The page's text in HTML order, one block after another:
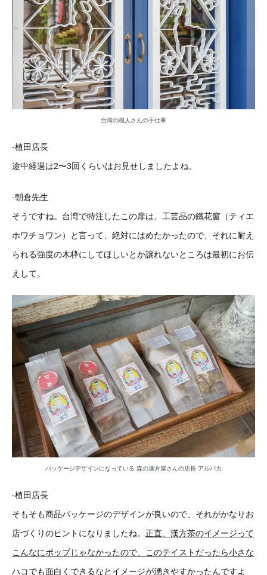
台湾の職人さんの手仕事
-植田店長
途中経過は2〜3回くらいはお見せしましたよね。
-朝倉先生
そうですね。台湾で特注したこの扉は、工芸品の鐵花窗（ティエ
ホワチョワン）と言って、絶対にはめたかったので、それに耐え
られる強度の木枠にしてほしいとか譲れないところは最初にお伝
えして。
パッケージデザインになっている 森の漢方屋さんの店長 アルパカ
-植田店長
そもそも商品パッケージのデザインが良いので、それがかなりお
店づくりのヒントになりましたね。 正直、漢方茶のイメージって
こんなにポップじゃなかったので、このテイストだったら小さな
ハコでも面白くできるなとイメージが湧きやすかったんですよ